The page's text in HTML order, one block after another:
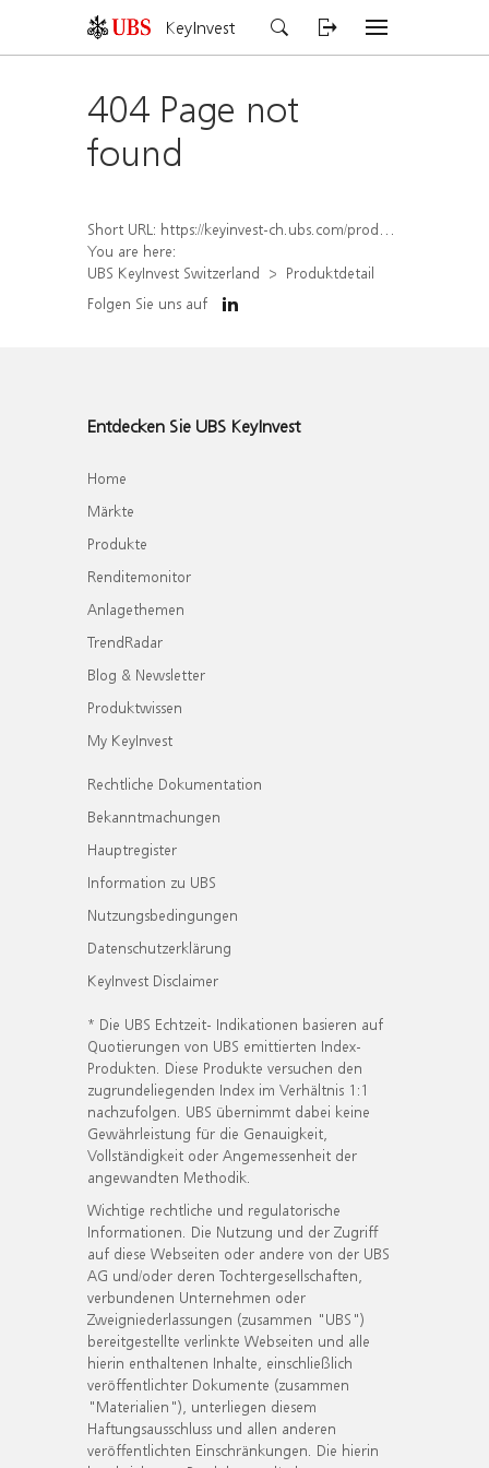
KeyInvest
404 Page not
found
Short URL: https://keyinvest-ch.ubs.com/produkt/detail/index/isin/CH1567048900
You are here:
UBS KeyInvest Switzerland
Produktdetail
Folgen Sie uns auf
Entdecken Sie UBS KeyInvest
Home
Märkte
Produkte
Renditemonitor
Anlagethemen
TrendRadar
Blog & Newsletter
Produktwissen
My KeyInvest
Rechtliche Dokumentation
Bekanntmachungen
Hauptregister
Information zu UBS
Nutzungsbedingungen
Datenschutzerklärung
KeyInvest Disclaimer
* Die UBS Echtzeit- Indikationen basieren auf
Quotierungen von UBS emittierten Index-
Produkten. Diese Produkte versuchen den
zugrundeliegenden Index im Verhältnis 1:1
nachzufolgen. UBS übernimmt dabei keine
Gewährleistung für die Genauigkeit,
Vollständigkeit oder Angemessenheit der
angewandten Methodik.
Wichtige rechtliche und regulatorische
Informationen. Die Nutzung und der Zugriff
auf diese Webseiten oder andere von der UBS
AG und/oder deren Tochtergesellschaften,
verbundenen Unternehmen oder
Zweigniederlassungen (zusammen "UBS")
bereitgestellte verlinkte Webseiten und alle
hierin enthaltenen Inhalte, einschließlich
veröffentlichter Dokumente (zusammen
"Materialien"), unterliegen diesem
Haftungsausschluss und allen anderen
veröffentlichten Einschränkungen. Die hierin